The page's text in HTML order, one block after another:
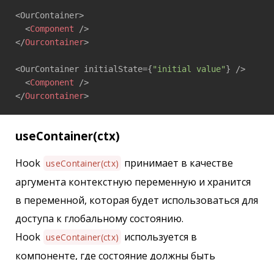
<OurContainer>
<Component />
</Ourcontainer>
<OurContainer initialState={"initial value"} />
<Component />
</Ourcontainer>
useContainer(ctx)
Hook useContainer(ctx) принимает в качестве
аргумента контекстную переменную и хранится
в переменной, которая будет использоваться для
доступа к глобальному состоянию.
Hook useContainer(ctx) используется в
компоненте, где состояние должны быть